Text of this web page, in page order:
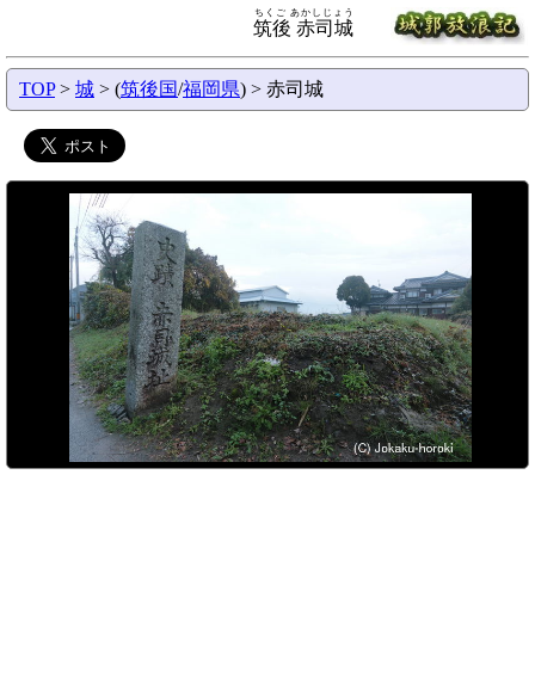
筑後 赤司城
ちくご あかしじょう
TOP> 城 > (筑後国/福岡県) > 赤司城